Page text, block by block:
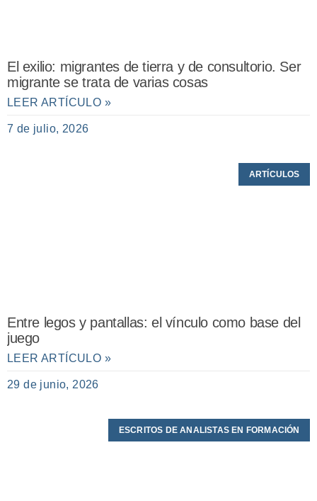
El exilio: migrantes de tierra y de consultorio. Ser
migrante se trata de varias cosas
LEER ARTÍCULO »
7 de julio, 2026
ARTÍCULOS
Entre legos y pantallas: el vínculo como base del
juego
LEER ARTÍCULO »
29 de junio, 2026
ESCRITOS DE ANALISTAS EN FORMACIÓN